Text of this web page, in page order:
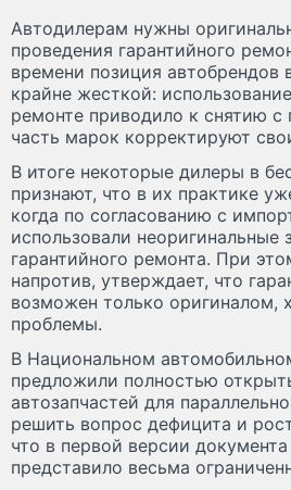
Автодилерам нужны
проведения гарантийного
времени позиция автобрендов
крайне жесткой:
ремонте приводило к снятию с
часть марок корректируют
В итоге некоторые дилеры в
признают, что в их практике
когда по согласованию с
использовали неоригинальные
гарантийного ремонта. При
напротив, утверждает, что
возможен только оригиналом,
проблемы.
В Национальном
предложили полностью
автозапчастей для
решить вопрос дефицита и
что в первой версии
представило весьма